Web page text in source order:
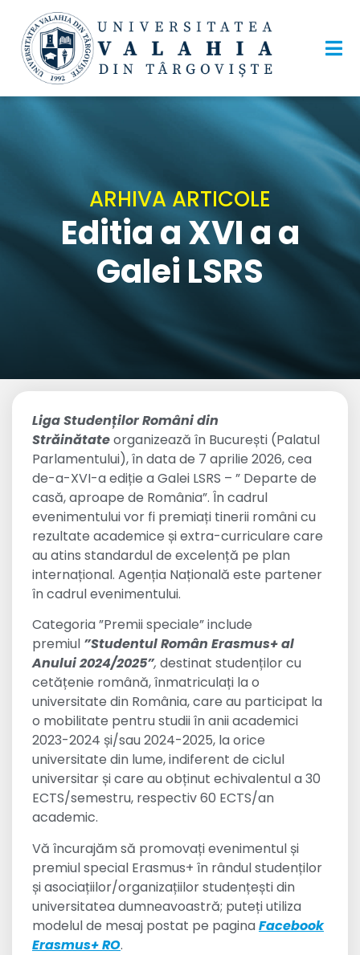
ARHIVA ARTICOLE
Editia a XVI a a
Galei LSRS
Liga Studenților Români din
Străinătateorganizează în București (Palatul
Parlamentului), în data de 7 aprilie 2026, cea
de-a-XVI-a ediție a Galei LSRS – ” Departe de
casă, aproape de România”. În cadrul
evenimentului vor fi premiați tinerii români cu
rezultate academice și extra-curriculare care
au atins standardul de excelență pe plan
internațional. Agenția Națională este partener
în cadrul evenimentului.
Categoria ”Premii speciale” include
premiul ”Studentul Român Erasmus+ al
Anului 2024/2025”, destinat studenților cu
cetățenie română, înmatriculați la o
universitate din România, care au participat la
o mobilitate pentru studii în anii academici
2023-2024 și/sau 2024-2025, la orice
universitate din lume, indiferent de ciclul
universitar și care au obținut echivalentul a 30
ECTS/semestru, respectiv 60 ECTS/an
academic.
Vă încurajăm să promovați evenimentul și
premiul special Erasmus+ în rândul studenților
și asociațiilor/organizațiilor studențești din
universitatea dumneavoastră; puteți utiliza
modelul de mesaj postat pe paginaFacebook
Erasmus+ RO.